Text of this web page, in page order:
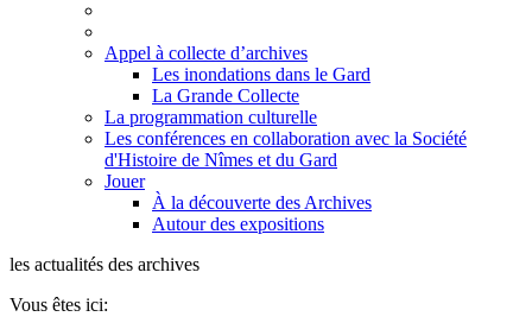
Appel à collecte d’archives
Les inondations dans le Gard
La Grande Collecte
La programmation culturelle
Les conférences en collaboration avec la Société
d'Histoire de Nîmes et du Gard
Jouer
À la découverte des Archives
Autour des expositions
les actualités des archives
Vous êtes ici: